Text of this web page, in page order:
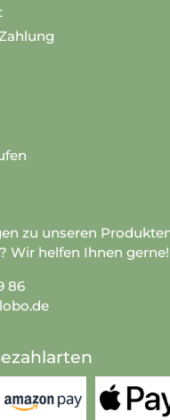
zu unseren
Wir helfen Ihnen gerne!
86